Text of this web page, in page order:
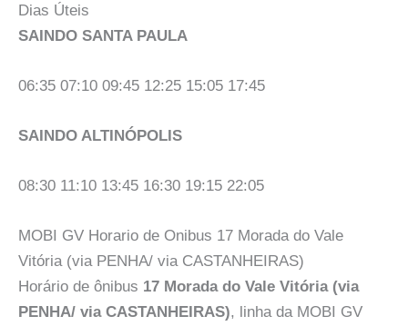
Dias Úteis
SAINDO SANTA PAULA
06:35 07:10 09:45 12:25 15:05 17:45
SAINDO ALTINÓPOLIS
08:30 11:10 13:45 16:30 19:15 22:05
MOBI GV Horario de Onibus 17 Morada do Vale
Vitória (via PENHA/ via CASTANHEIRAS)
Horário de ônibus 17 Morada do Vale Vitória (via
PENHA/ via CASTANHEIRAS), linha da MOBI GV